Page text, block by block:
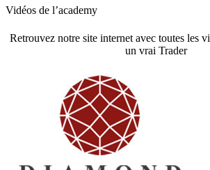
Vidéos de l’academy
Retrouvez notre site internet avec toutes les
un vrai Trader